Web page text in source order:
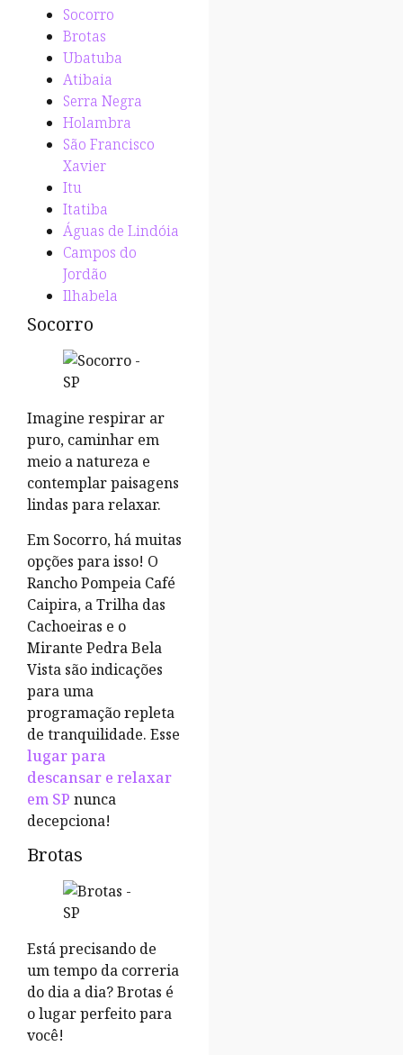
Socorro
Brotas
Ubatuba
Atibaia
Serra Negra
Holambra
São Francisco
Xavier
Itu
Itatiba
Águas de Lindóia
Campos do
Jordão
Ilhabela
Socorro
Imagine respirar ar
puro, caminhar em
meio a natureza e
contemplar paisagens
lindas para relaxar.
Em Socorro, há muitas
opções para isso! O
Rancho Pompeia Café
Caipira, a Trilha das
Cachoeiras e o
Mirante Pedra Bela
Vista são indicações
para uma
programação repleta
de tranquilidade. Esse
lugar para
descansar e relaxar
em SP nunca
decepciona!
Brotas
Está precisando de
um tempo da correria
do dia a dia? Brotas é
o lugar perfeito para
você!